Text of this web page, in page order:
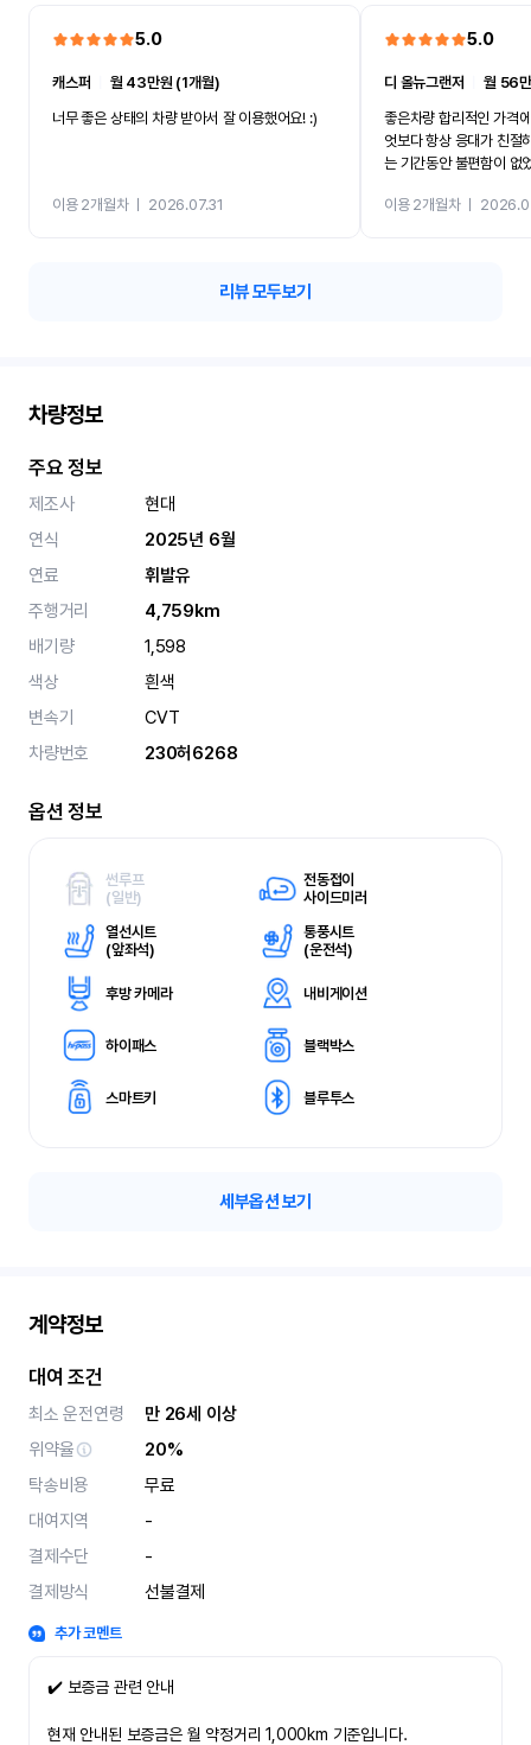
5.0
캐스퍼
월 43만원 (1개월)
너무 좋은 상태의 차량 받아서 잘 이용했어요! :)
이용 2개월차ㅣ 2026.07.31
5.0
디 올뉴그랜저 ㅣ월 56
좋은차량 합리적인 가격
엇보다 항상 응대가 친절
는 기간동안 불편함이 없
카 렌트 고민없이 강추합
이용 2개월차ㅣ
리뷰 모두보기
차량정보
주요 정보
제조사
현대
연식
2025년 6월
연료
휘발유
주행거리
4,759km
배기량
1,598
색상
흰색
변속기
CVT
차량번호
230허6268
옵션 정보
썬루프
(일반)
전동접이
사이드미러
열선시트
(앞좌석)
통풍시트
(운전석)
후방 카메라 내비게이션
하이패스 블랙박스
스마트키 블루투스
세부옵션 보기
계약정보
대여 조건
최소 운전연령
만 26세 이상
위약율
20%
탁송비용
무료
대여지역
-
결제수단
-
결제방식
선불결제
추가 코멘트
✔️ 보증금 관련 안내
현재 안내된 보증금은 월 약정거리 1,000km 기준입니다.